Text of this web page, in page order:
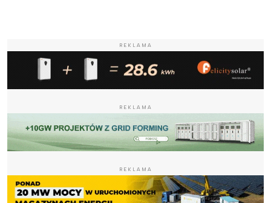
REKLAMA
REKLAMA
REKLAMA